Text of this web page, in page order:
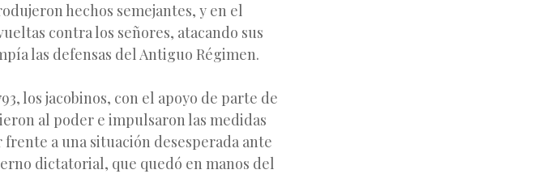
hechos semejantes, y en el
contra los señores, atacando sus
las defensas del Antiguo Régimen.
los jacobinos, con el apoyo de parte de
al poder e impulsaron las medidas
frente a una situación desesperada ante
dictatorial, que quedó en manos del